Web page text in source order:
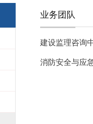
业务团队
建设监理咨询
消防安全与应